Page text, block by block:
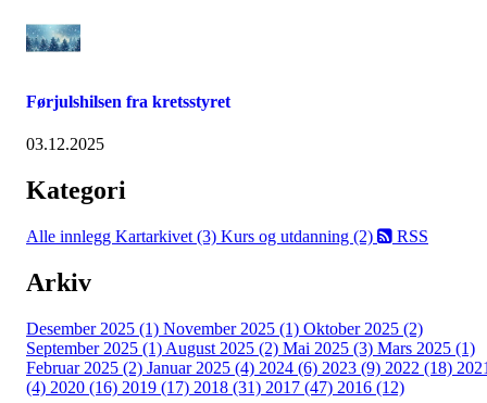
Førjulshilsen fra kretsstyret
03.12.2025
Kategori
Alle innlegg Kartarkivet (3) Kurs og utdanning (2) RSS
Arkiv
Desember 2025 (1) November 2025 (1) Oktober 2025 (2)
September 2025 (1) August 2025 (2) Mai 2025 (3) Mars 2025 (1)
Februar 2025 (2) Januar 2025 (4) 2024 (6) 2023 (9) 2022 (18)
(4) 2020 (16) 2019 (17) 2018 (31) 2017 (47) 2016 (12)